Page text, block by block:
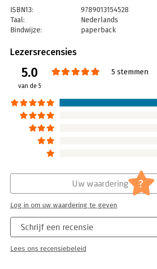
ISBN13:
9789013154528
Taal:
Nederlands
Bindwijze:
paperback
Uitgever:
Verschijningsdatum:
22-5-2020
Hoofdrubriek:
Jongbloed:
Juridische beroepen
Lezersrecensies
5.0
van de 5
5 stemmen
Schrijf een recensie
Lees ons recensiebeleid
Uw waardering ?
Log in om uw waardering te geven